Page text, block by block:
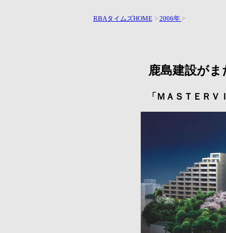
RBAタイムズHOME > 2006年 >
鹿島建設が
「ＭＡＳＴＥＲ